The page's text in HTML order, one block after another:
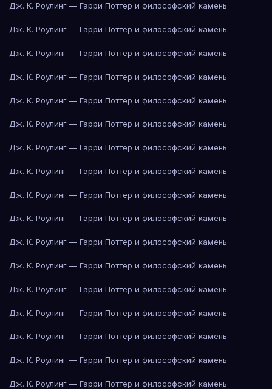
Дж. К. Роулинг — Гарри Поттер и философский камень
Дж. К. Роулинг — Гарри Поттер и философский камень
Дж. К. Роулинг — Гарри Поттер и философский камень
Дж. К. Роулинг — Гарри Поттер и философский камень
Дж. К. Роулинг — Гарри Поттер и философский камень
Дж. К. Роулинг — Гарри Поттер и философский камень
Дж. К. Роулинг — Гарри Поттер и философский камень
Дж. К. Роулинг — Гарри Поттер и философский камень
Дж. К. Роулинг — Гарри Поттер и философский камень
Дж. К. Роулинг — Гарри Поттер и философский камень
Дж. К. Роулинг — Гарри Поттер и философский камень
Дж. К. Роулинг — Гарри Поттер и философский камень
Дж. К. Роулинг — Гарри Поттер и философский камень
Дж. К. Роулинг — Гарри Поттер и философский камень
Дж. К. Роулинг — Гарри Поттер и философский камень
Дж. К. Роулинг — Гарри Поттер и философский камень
Дж. К. Роулинг — Гарри Поттер и философский камень